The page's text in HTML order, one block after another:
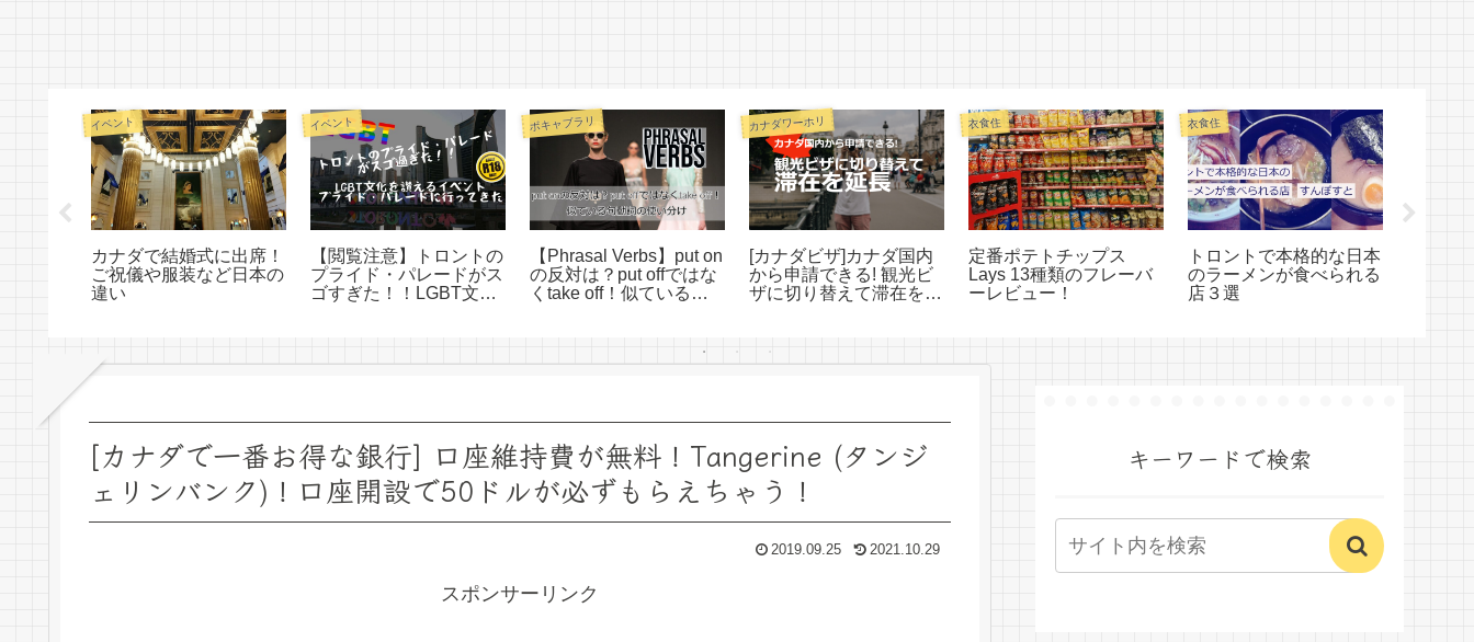
イベント
カナダで結婚式に出席！
ご祝儀や服装など日本の
違い
イベント
【閲覧注意】トロントの
プライド・パレードがス
ゴすぎた！！LGBT文化
ボキャブラリ
【Phrasal Verbs】put on
の反対は？put offではな
くtake off！似ている句
カナダワーホリ
[カナダビザ]カナダ国内
から申請できる! 観光ビ
ザに切り替えて滞在を延
衣食住
定番ポテトチップス
Lays 13種類のフレーバ
ーレビュー！
衣食住
トロントで本格的な日本
のラーメンが食べられる
店３選
[カナダで一番お得な銀行] 口座維持費が無料！Tangerine (タンジ
ェリンバンク)！口座開設で50ドルが必ずもらえちゃう！
2019.09.25 2021.10.29
スポンサーリンク
キーワードで検索